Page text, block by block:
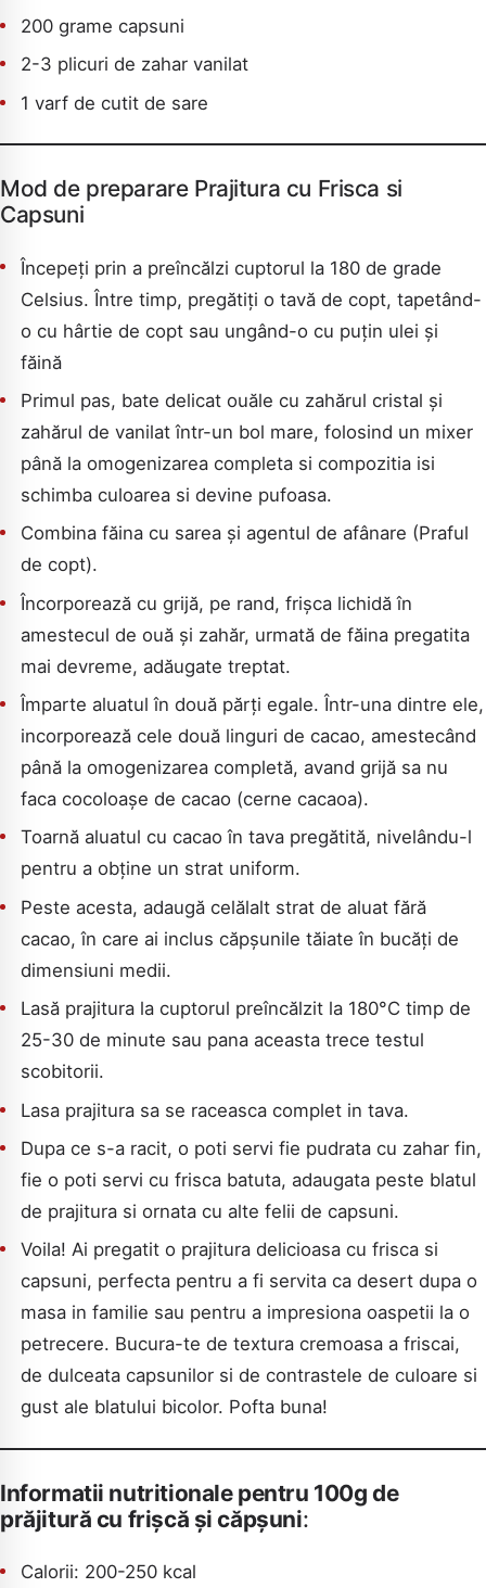
200 grame capsuni
2-3 plicuri de zahar vanilat
1 varf de cutit de sare
Mod de preparare Prajitura cu Frisca si
Capsuni
Începeți prin a preîncălzi cuptorul la 180 de grade
Celsius. Între timp, pregătiți o tavă de copt, tapetând-
o cu hârtie de copt sau ungând-o cu puțin ulei și
făină
Primul pas, bate delicat ouăle cu zahărul cristal și
zahărul de vanilat într-un bol mare, folosind un mixer
până la omogenizarea completa si compozitia isi
schimba culoarea si devine pufoasa.
Combina făina cu sarea și agentul de afânare (Praful
de copt).
Încorporează cu grijă, pe rand, frișca lichidă în
amestecul de ouă și zahăr, urmată de făina pregatita
mai devreme, adăugate treptat.
Împarte aluatul în două părți egale. Într-una dintre ele,
incorporează cele două linguri de cacao, amestecând
până la omogenizarea completă, avand grijă sa nu
faca cocoloașe de cacao (cerne cacaoa).
Toarnă aluatul cu cacao în tava pregătită, nivelându-l
pentru a obține un strat uniform.
Peste acesta, adaugă celălalt strat de aluat fără
cacao, în care ai inclus căpșunile tăiate în bucăți de
dimensiuni medii.
Lasă prajitura la cuptorul preîncălzit la 180°C timp de
25-30 de minute sau pana aceasta trece testul
scobitorii.
Lasa prajitura sa se raceasca complet in tava.
Dupa ce s-a racit, o poti servi fie pudrata cu zahar fin,
fie o poti servi cu frisca batuta, adaugata peste blatul
de prajitura si ornata cu alte felii de capsuni.
Voila! Ai pregatit o prajitura delicioasa cu frisca si
capsuni, perfecta pentru a fi servita ca desert dupa o
masa in familie sau pentru a impresiona oaspetii la o
petrecere. Bucura-te de textura cremoasa a friscai,
de dulceata capsunilor si de contrastele de culoare si
gust ale blatului bicolor. Pofta buna!
Informatii nutritionale pentru 100g de
prăjitură cu frișcă și căpșuni:
Calorii: 200-250 kcal